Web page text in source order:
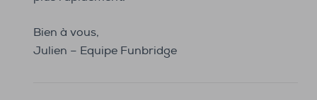
Bien à vous,
Julien – Equipe Funbridge